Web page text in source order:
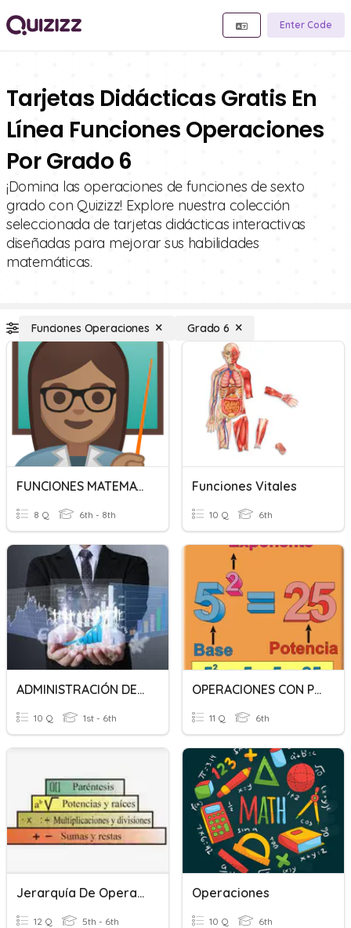
Enter Code
Tarjetas Didácticas Gratis En
Línea Funciones Operaciones
Por Grado 6
¡Domina las operaciones de funciones de sexto
grado con Quizizz! Explore nuestra colección
seleccionada de tarjetas didácticas interactivas
diseñadas para mejorar sus habilidades
matemáticas.
Funciones Operaciones Grado 6
FUNCIONES MATEMATICAS
8 Q 6th - 8th
Funciones Vitales
10 Q 6th
ADMINISTRACIÓN DE OPERACIONES
10 Q 1st - 6th
OPERACIONES CON POTENCIAS
11 Q 6th
Jerarquía De Operaciones
12 Q 5th - 6th
Operaciones
10 Q 6th